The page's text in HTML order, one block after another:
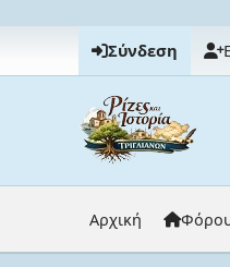
Σύνδεση
Αρχική